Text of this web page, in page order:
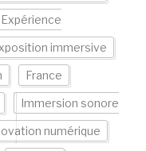
Expérience
immersive
France
Immersion sonore
numérique